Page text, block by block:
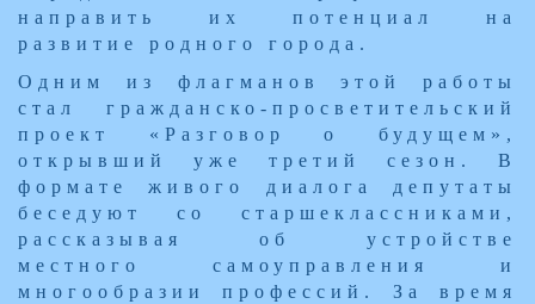
направить их потенциал на
развитие родного города.
Одним из флагманов этой работы
стал гражданско-просветительский
проект «Разговор о будущем»,
открывший уже третий сезон. В
формате живого диалога депутаты
беседуют со старшеклассниками,
рассказывая об устройстве
местного самоуправления и
многообразии профессий. За время